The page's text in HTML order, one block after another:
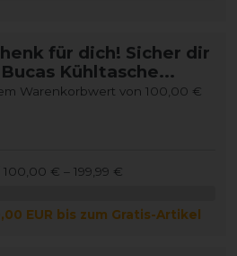
für dich! Sicher dir
Kühltasche...
Warenkorbwert von 100,00 €
€ – 199,99 €
EUR bis zum Gratis-Artikel